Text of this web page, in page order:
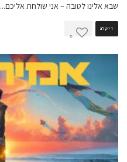
שבא אלינו לטובה – אני שולחת אליכם...
דיקלה
0